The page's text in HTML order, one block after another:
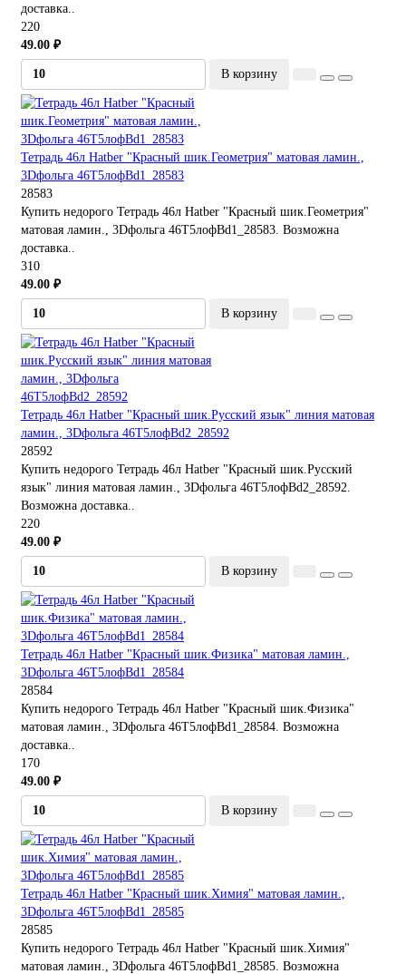
доставка..
220
49.00 ₽
В корзину
Тетрадь 46л Hatber "Красный шик.Геометрия" матовая ламин.,
3Dфольга 46Т5лофBd1_28583
28583
Купить недорого Тетрадь 46л Hatber "Красный шик.Геометрия"
матовая ламин., 3Dфольга 46Т5лофBd1_28583. Возможна
доставка..
310
49.00 ₽
В корзину
Тетрадь 46л Hatber "Красный шик.Русский язык" линия матовая
ламин., 3Dфольга 46Т5лофBd2_28592
28592
Купить недорого Тетрадь 46л Hatber "Красный шик.Русский
язык" линия матовая ламин., 3Dфольга 46Т5лофBd2_28592.
Возможна доставка..
220
49.00 ₽
В корзину
Тетрадь 46л Hatber "Красный шик.Физика" матовая ламин.,
3Dфольга 46Т5лофBd1_28584
28584
Купить недорого Тетрадь 46л Hatber "Красный шик.Физика"
матовая ламин., 3Dфольга 46Т5лофBd1_28584. Возможна
доставка..
170
49.00 ₽
В корзину
Тетрадь 46л Hatber "Красный шик.Химия" матовая ламин.,
3Dфольга 46Т5лофBd1_28585
28585
Купить недорого Тетрадь 46л Hatber "Красный шик.Химия"
матовая ламин., 3Dфольга 46Т5лофBd1_28585. Возможна